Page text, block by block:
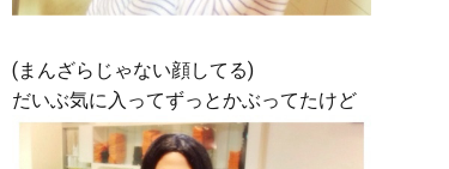
(まんざらじゃない顔してる)
だいぶ気に入ってずっとかぶってたけど